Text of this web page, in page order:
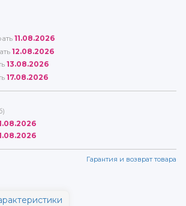
11.08.2026
12.08.2026
13.08.2026
17.08.2026
Гарантия и возврат товара